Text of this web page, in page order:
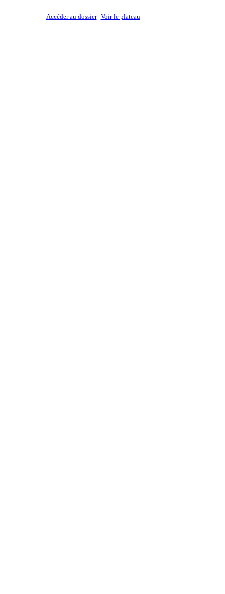
Accéder au dossier Voir le plateau